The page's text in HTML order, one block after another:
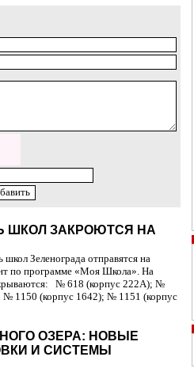
ШКОЛ ЗАКРОЮТСЯ НА
Зеленограда отправятся на
по программе «Моя Школа». На
№ 618 (корпус 222А); №
№ 1150 (корпус 1642); № 1151 (корпус
ОЗЕРА: НОВЫЕ
И СИСТЕМЫ